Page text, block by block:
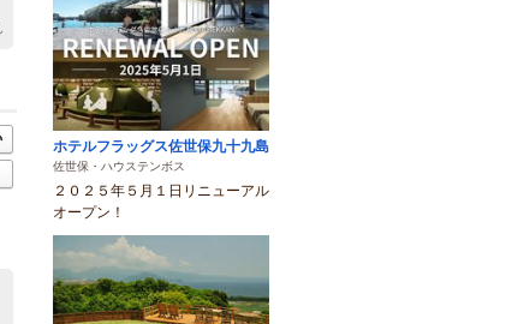
ホテルフラッグス佐世保九十九島
佐世保・ハウステンボス
２０２５年５月１日リニューアル
オープン！